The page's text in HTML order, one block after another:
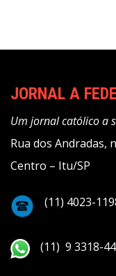
JORNAL A
Um jornal católico a
Rua dos Andradas,
Centro – Itu/SP
(11) 4023-
(11) 9 3318-